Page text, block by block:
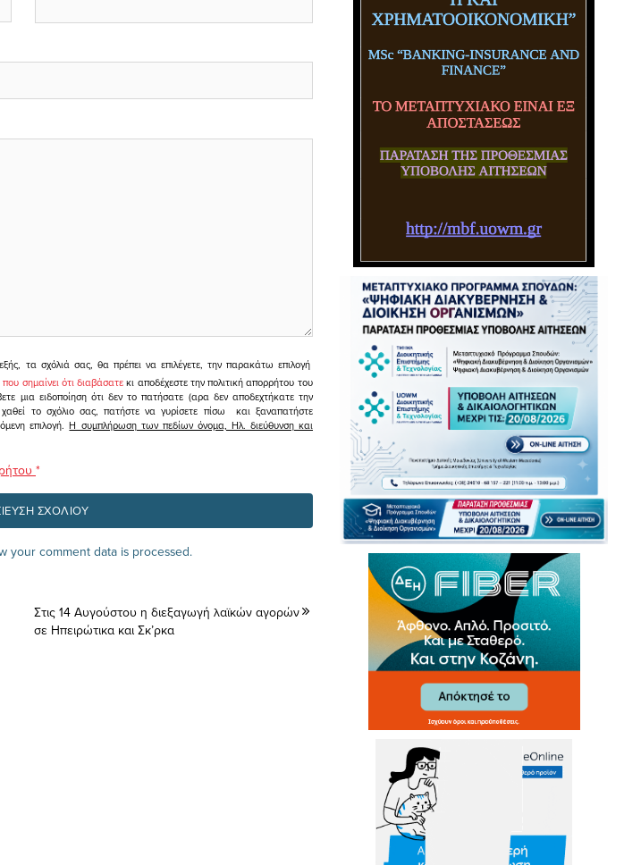
τα σχόλιά σας, θα πρέπει να επιλέγετε, την παρακάτω επιλογή
που σημαίνει ότι διαβάσατεκι αποδέχεστε την πολιτική απορρήτου του
μια ειδοποίηση ότι δεν το πατήσατε (αρα δεν αποδεχτήκατε την
το σχόλιο σας, πατήστε να γυρίσετε πίσω και ξαναπατήστε
επιλογή.Η συμπλήρωση των πεδίων όνομα, Ηλ. διεύθυνση και
*
your comment data is processed.
Στις 14 Αυγούστου η διεξαγωγή λαϊκών αγορών
σε Ηπειρώτικα και Σκ’ρκα